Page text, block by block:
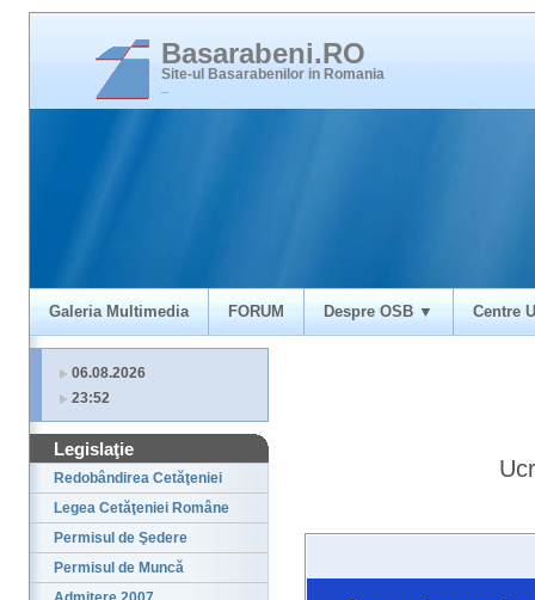
Basarabeni.RO
Site-ul Basarabenilor in Romania
Galeria Multimedia FORUM Despre OSB ▼ Centre
06.08.2026
23:52
Legislaţie
Redobândirea Cetăţeniei
Legea Cetăţeniei Române
Permisul de Şedere
Permisul de Muncă